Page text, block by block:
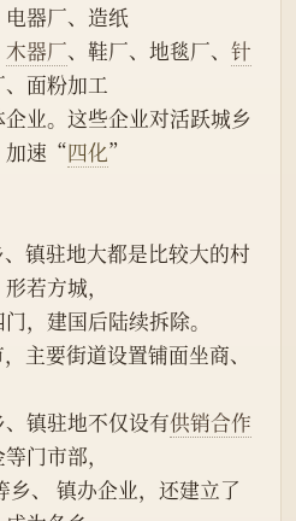
电器厂、造纸
木器厂、鞋厂、地毯厂、 针
面粉加工
业。这些企业对活跃城乡
加速“四化”
若方城，
，建国后陆续拆除。
、镇驻地不仅设有
供销合作
门市部，
、 镇办企业，还建立了